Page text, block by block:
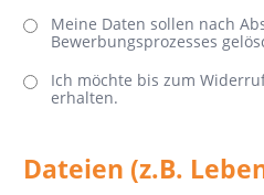
Meine Daten sollen nach
Bewerbungsprozesses
Ich möchte bis zum
erhalten.
Dateien (z.B.